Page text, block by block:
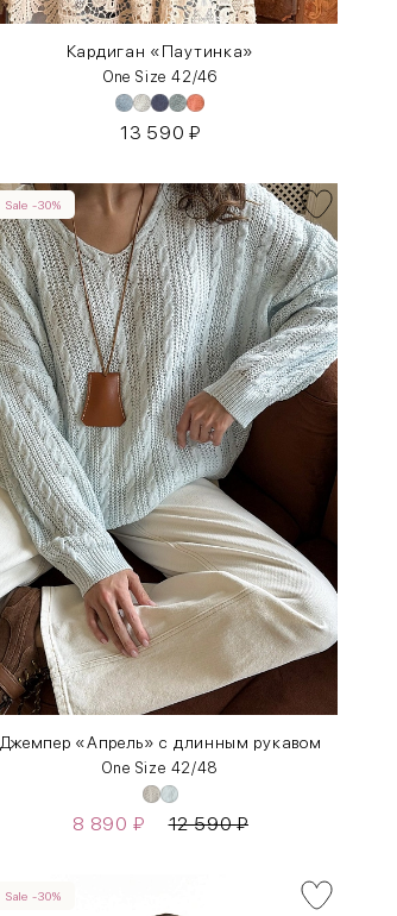
Кардиган «Паутинка»
One Size 42/46
13 590₽
Sale -30%
Джемпер «Апрель» c длинным рукавом
One Size 42/48
8 890 ₽ 12 590₽
Sale -30%